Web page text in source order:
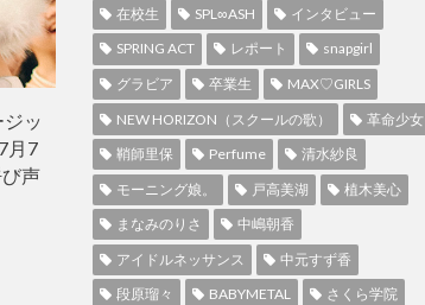
ッ
月7
声
在校生 SPL∞ASH
インタビュー
SPRING ACT
レポート
snapgirl
グラビア
卒業生
MAX♡GIRLS
NEW HORIZON（スクールの歌）
革命少女
鞘師里保
Perfume
清水紗良
モーニング娘。
戸高美湖
植木美心
まなみのりさ
中嶋朝香
アイドルネッサンス
中元すず香
段原瑠々
BABYMETAL
さくら学院